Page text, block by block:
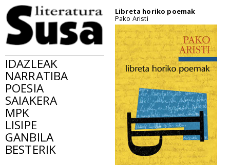
IDAZLEAK
NARRATIBA
POESIA
SAIAKERA
MPK
LISIPE
GANBILA
BESTERIK
Libreta horiko poemak
Pako Aristi